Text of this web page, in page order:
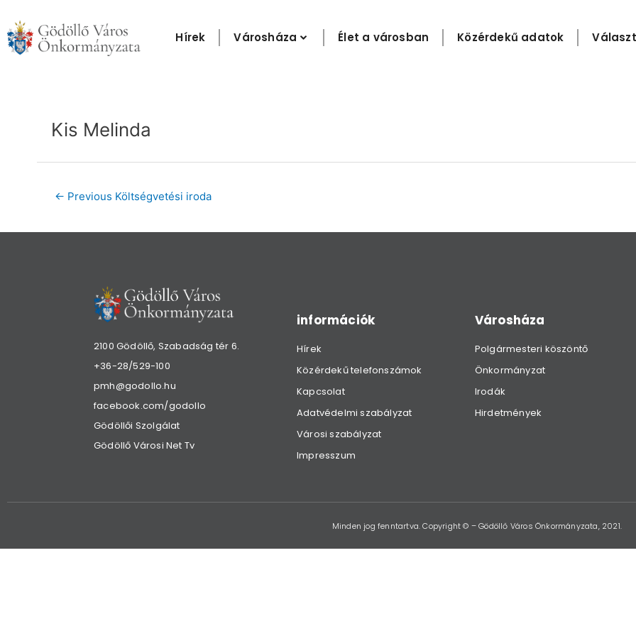
content
Hírek Városháza Élet a városban Közérdekű adatok
Kis Melinda
← Previous Költségvetési iroda
2100 Gödöllő, Szabadság tér 6.
+36-28/529-100
pmh@godollo.hu
facebook.com/godollo
Gödöllői Szolgálat
Gödöllő Városi Net Tv
információk
Hírek
Közérdekű telefonszámok
Kapcsolat
Adatvédelmi szabályzat
Városi szabályzat
Impresszum
Városháza
Polgármesteri köszöntő
Önkormányzat
Irodák
Hirdetmények
Minden jog fenntartva. Copyright © – Gödöllő Város Önkormányzata, 2021.